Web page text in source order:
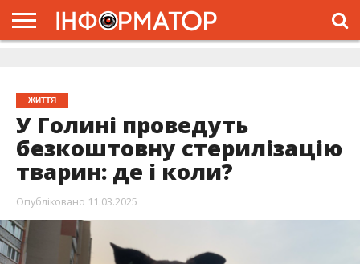
ЖИТТЯ
У Голині проведуть
безкоштовну стерилізацію
тварин: де і коли?
Опубліковано 11.03.2025